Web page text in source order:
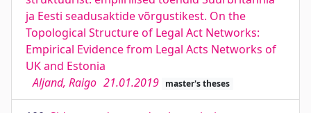
ja Eesti seadusaktide võrgustikest. On the
Topological Structure of Legal Act Networks:
Empirical Evidence from Legal Acts Networks of
UK and Estonia
Aljand, Raigo 21.01.2019 master's theses